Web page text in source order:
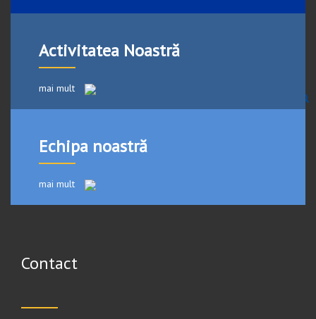
Activitatea Noastră
mai mult
Echipa noastră
mai mult
Contact